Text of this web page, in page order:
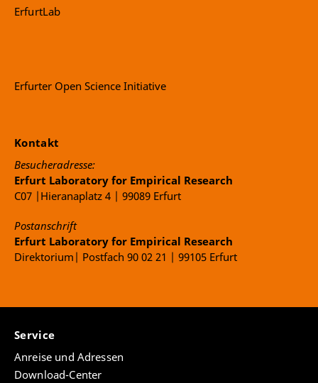
ErfurtLab
Erfurter Open Science Initiative
Kontakt
Besucheradresse:
Erfurt Laboratory for Empirical Research
C07 |Hieranaplatz 4 | 99089 Erfurt
Postanschrift
Erfurt Laboratory for Empirical Research
Direktorium| Postfach 90 02 21 | 99105 Erfurt
Service
Anreise und Adressen
Download-Center